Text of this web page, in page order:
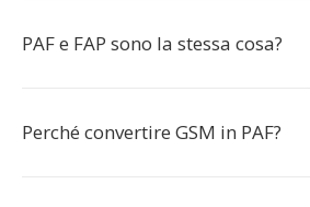
PAF e FAP sono la stessa cosa?
Perché convertire GSM in PAF?